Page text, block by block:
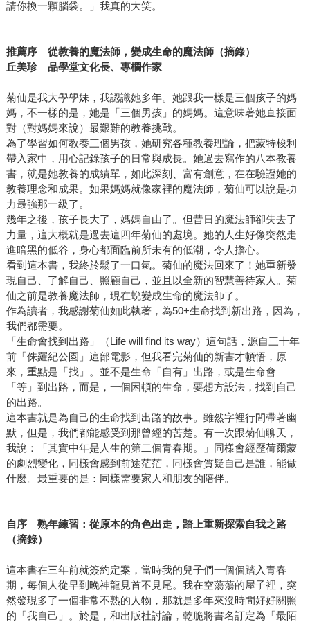
請你換一顆腦袋。」我真的大笑。
推薦序 從教養的魔法師，變成生命的魔法師（摘錄）
丘美珍 品學堂文化長、專欄作家
菊仙是我大學學妹，我認識她多年。她跟我一樣是三個孩子的媽
媽，不一樣的是，她是「三個男孩」的媽媽。這意味著她直接面
對（對媽媽來說）最艱難的教養挑戰。
為了學習如何教養三個男孩，她研究各種教養理論，把蒙特梭利
帶入家中，用心記錄孩子的日常與成長。她過去寫作的八本教養
書，就是她教養的成績單，如此深刻、富有創意，在在驗證她的
教養理念和成果。如果媽媽就像家裡的魔法師，菊仙可以說是功
力最強那一級了。
幾年之後，孩子長大了，媽媽自由了。但昔日的魔法師卻失去了
力量，這大概就是過去這四年菊仙的處境。她的人生好像突然走
進暗黑的低谷，身心都面臨前所未有的低潮，令人擔心。
看到這本書，我終於鬆了一口氣。菊仙的魔法回來了！她重新發
現自己、了解自己、照顧自己，並且以全新的智慧善待家人。菊
仙之前是教養魔法師，現在蛻變成生命的魔法師了。
作為讀者，我感謝菊仙如此執著，為50+生命找到新出路，因為，
我們都需要。
「生命會找到出路」（Life will find its way）這句話，源自三十年
前「侏羅紀公園」這部電影，但我看完菊仙的新書才頓悟，原
來，重點是「找」。並不是生命「自有」出路，或是生命會
「等」到出路，而是，一個困頓的生命，要想方設法，找到自己
的出路。
這本書就是為自己的生命找到出路的故事。雖然字裡行間帶著幽
默，但是，我們都能感受到那曾經的苦楚。有一次跟菊仙聊天，
我說：「其實中年是人生的第二個青春期。」同樣會經歷荷爾蒙
的劇烈變化，同樣會感到前途茫茫，同樣會質疑自己是誰，能做
什麼。最重要的是：同樣需要家人和朋友的陪伴。
自序 熟年練習：從原本的角色出走，踏上重新探索自我之路
（摘錄）
這本書在三年前就簽約定案，當時我的兒子們一個個踏入青春
期，每個人從早到晚神龍見首不見尾。我在空蕩蕩的屋子裡，突
然發現多了一個非常不熟的人物，那就是多年來沒時間好好關照
的「我自己」。於是，和出版社討論，乾脆將書名訂定為「最陌